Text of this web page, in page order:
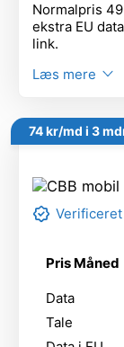
Normalpris
ekstra EU
link.
Læs mere
74 kr/md i 3
Pris Måned
Data
Tale